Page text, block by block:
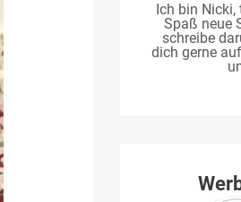
Ich bin Nicki,
Spaß neue
schreibe
dich gerne